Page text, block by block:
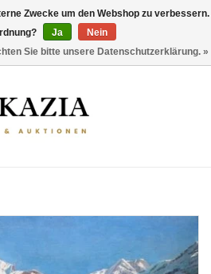
Zwecke um den Webshop zu verbessern.
Ja
Nein
Sie bitte unsere Datenschutzerklärung. »